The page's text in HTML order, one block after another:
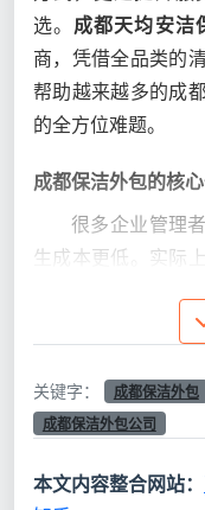
选。 成都天均安洁
商，凭借全品类的
帮助越来越多的成
的全方位难题。
成都保洁外包的核心
很多企业管理
生成本更低。实际
传统自聘保洁
纳隐患、物料采购
都物业保洁外包或
关键字： 成都保洁外包
成都保洁外包公司
本文内容整合网站：